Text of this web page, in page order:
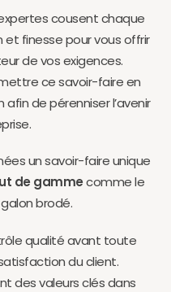
cousent chaque
finesse pour vous offrir
de vos exigences.
ce savoir-faire en
de pérenniser l’avenir
un savoir-faire unique
de gammecomme le
brodé.
qualité avant toute
du client.
des valeurs clés dans